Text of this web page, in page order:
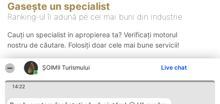
ȘOIMII Turismului Live chat
14:22
Gasește un specialist
Ranking-ul îi adună pe cei mai buni din industrie
Cauți un specialist in apropierea ta? Verificați motorul
nostru de căutare. Folosiți doar cele mai bune servicii!